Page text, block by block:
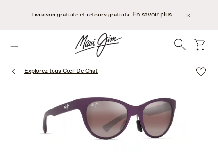
Livraison gratuite et retours gratuits. En savoir plus
Menu Recherche
Explorez tous Cœil De Chat